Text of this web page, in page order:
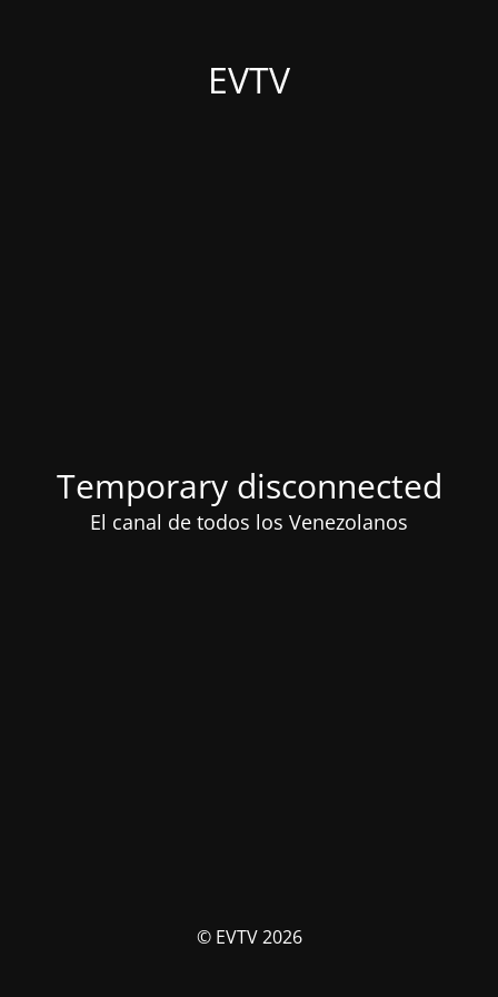
EVTV
Temporary disconnected
El canal de todos los Venezolanos
© EVTV 2026